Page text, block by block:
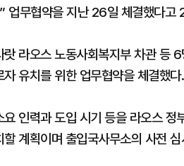
업무협약을 지난 26일 체결했다고
라오스 노동사회복지부 차관 등
유치를 위한 업무협약을 체결했다.
인력과 도입 시기 등을 라오스 정
계획이며 출입국사무소의 사전